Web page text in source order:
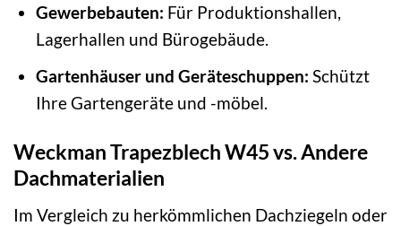
Gewerbebauten: Für Produktionshallen,
Lagerhallen und Bürogebäude.
Gartenhäuser und Geräteschuppen: Schützt
Ihre Gartengeräte und -möbel.
Weckman Trapezblech W45 vs. Andere
Dachmaterialien
Im Vergleich zu herkömmlichen Dachziegeln oder